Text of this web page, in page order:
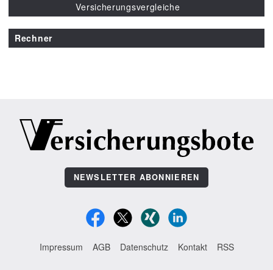
Versicherungsvergleiche
Rechner
NEWSLETTER ABONNIEREN
Impressum AGB Datenschutz Kontakt RSS